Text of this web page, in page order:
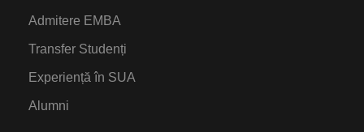
Admitere EMBA
Transfer Studenți
Experiență în SUA
Alumni